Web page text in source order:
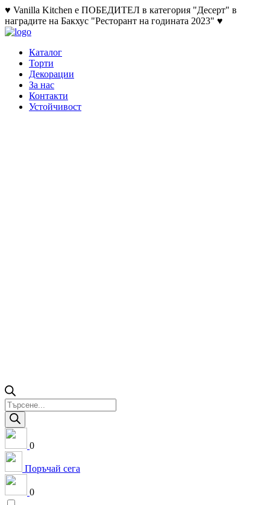
♥ Vanilla Kitchen е ПОБЕДИТЕЛ в категория "Десерт" в
наградите на Бакхус "Ресторант на годината 2023" ♥
Каталог
Торти
Декорации
За нас
Контакти
Устойчивост
Products
search
0
Поръчай сега
0